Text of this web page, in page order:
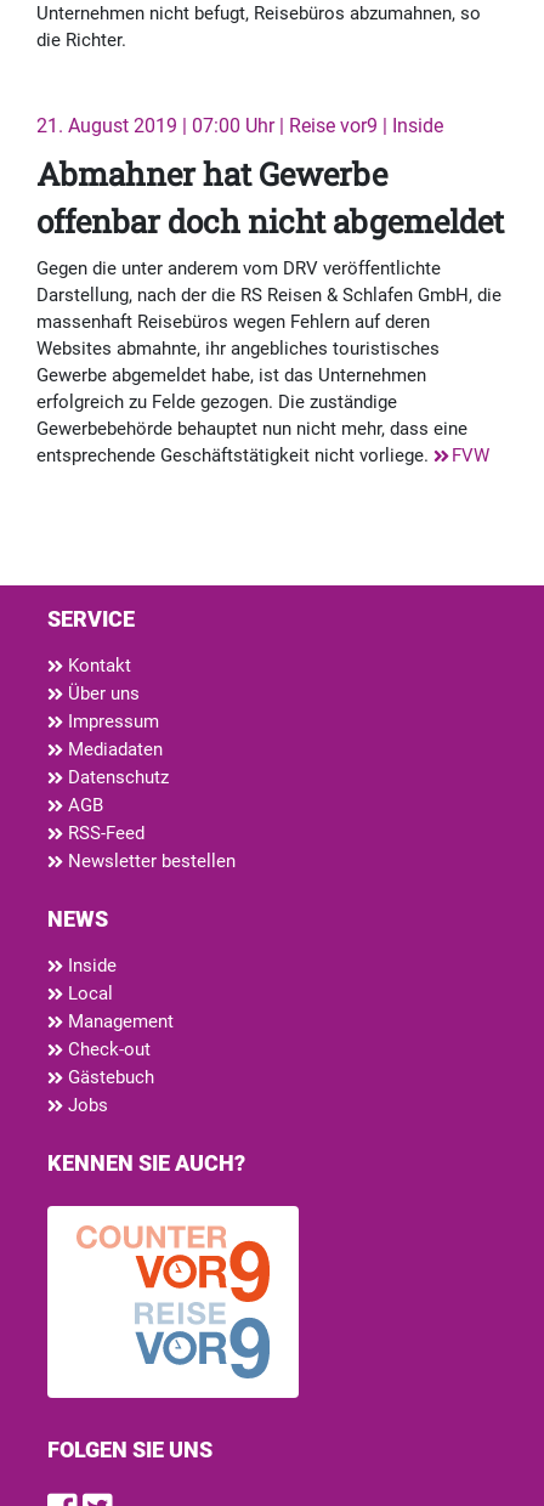
Unternehmen nicht befugt, Reisebüros abzumahnen, so
die Richter.
21. August 2019 | 07:00 Uhr | Reise vor9 | Inside
Abmahner hat Gewerbe
offenbar doch nicht abgemeldet
Gegen die unter anderem vom DRV veröffentlichte
Darstellung, nach der die RS Reisen & Schlafen GmbH, die
massenhaft Reisebüros wegen Fehlern auf deren
Websites abmahnte, ihr angebliches touristisches
Gewerbe abgemeldet habe, ist das Unternehmen
erfolgreich zu Felde gezogen. Die zuständige
Gewerbebehörde behauptet nun nicht mehr, dass eine
entsprechende Geschäftstätigkeit nicht vorliege.
FVW
SERVICE
Kontakt
Über uns
Impressum
Mediadaten
Datenschutz
AGB
RSS-Feed
Newsletter bestellen
NEWS
Inside
Local
Management
Check-out
Gästebuch
Jobs
KENNEN SIE AUCH?
FOLGEN SIE UNS